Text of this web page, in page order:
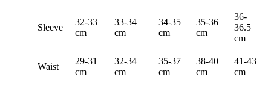
Sleeve
32-33
cm
33-34
cm
34-35
cm
35-36
cm
36-
36.5
cm
Waist
29-31
cm
32-34
cm
35-37
cm
38-40
cm
41-43
cm